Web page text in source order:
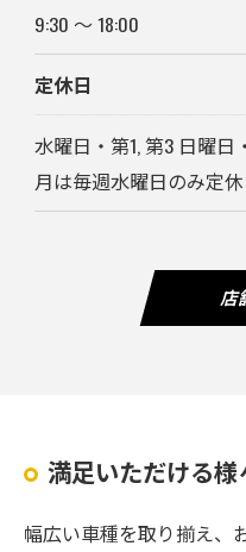
9:30 〜 18:00
定休日
水曜日・第1, 第3 日曜
月は毎週水曜日のみ定休
店
満足いただける
幅広い車種を取り揃え、